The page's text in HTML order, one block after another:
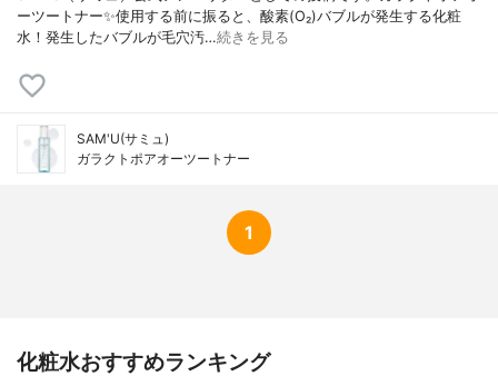
ーツートナー✨使用する前に振ると、酸素(O₂)バブルが発生する化粧
水！発生したバブルが毛穴汚…続きを見る
SAM'U(サミュ)
ガラクトポアオーツートナー
1
化粧水おすすめランキング